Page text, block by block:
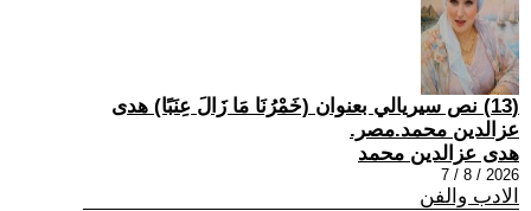
(13) نص سيريالي بعنوان (خَمْرُنَا مَا زَالَ عِنَبًا) هدى
عزالدين محمد.مصر.
هدى عزالدين محمد
2026 / 8 / 7
الادب والفن